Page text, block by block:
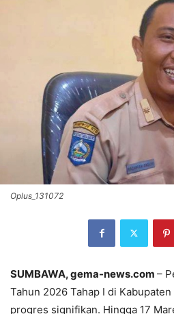
Oplus_131072
SUMBAWA, gema-news.com –
Tahun 2026 Tahap I di
progres signifikan. Hingga 17